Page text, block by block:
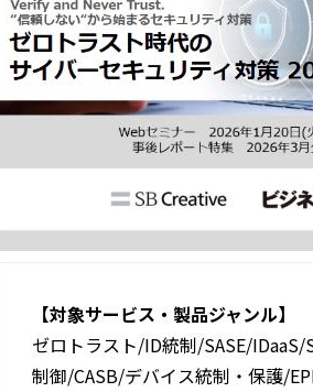
【対象サービス・製品ジャンル】​
ゼロトラスト/ID統制/SASE/IDaaS/
制御/CASB/デバイス統制・保護/